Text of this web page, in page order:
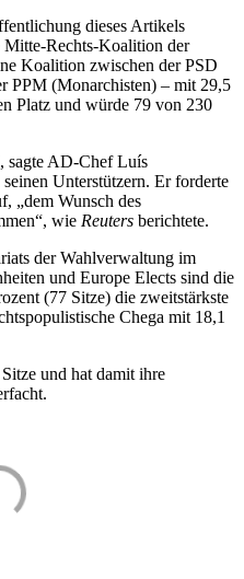
dieses Artikels
Mitte-Rechts-Koalition der
Koalition zwischen der PSD
PPM (Monarchisten) – mit 29,5
Platz und würde 79 von 230
sagte AD-Chef Luís
Unterstützern. Er forderte
„dem Wunsch des
wie Reuters berichtete.
der Wahlverwaltung im
und Europe Elects sind die
(77 Sitze) die zweitstärkste
Chega mit 18,1
und hat damit ihre